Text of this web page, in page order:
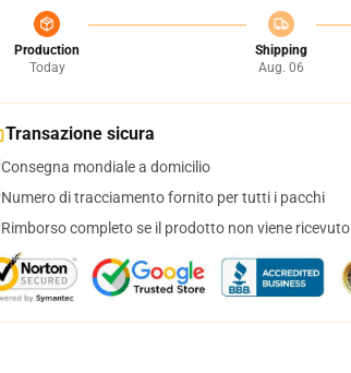
Production
Today
Shipping
Aug. 06
Transazione sicura
Consegna mondiale a domicilio
Numero di tracciamento fornito per tutti i pacchi
Rimborso completo se il prodotto non viene ricevuto